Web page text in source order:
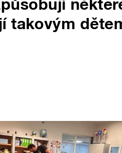
takovým